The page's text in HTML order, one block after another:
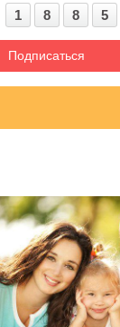
1 8 8 5
Подписаться